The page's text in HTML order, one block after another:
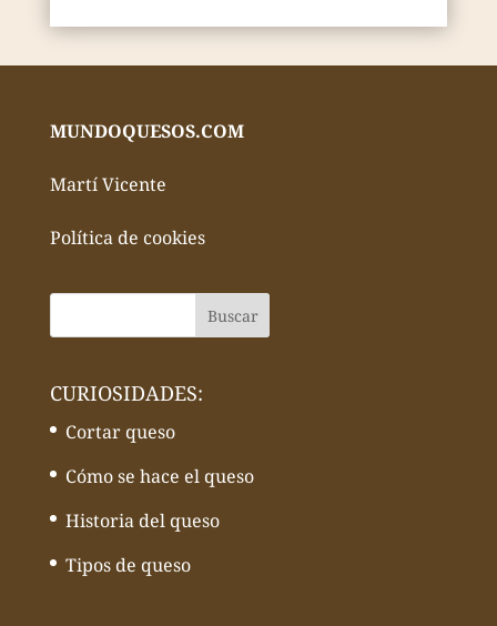
MUNDOQUESOS.COM
Martí Vicente
Política de cookies
CURIOSIDADES:
Cortar queso
Cómo se hace el queso
Historia del queso
Tipos de queso